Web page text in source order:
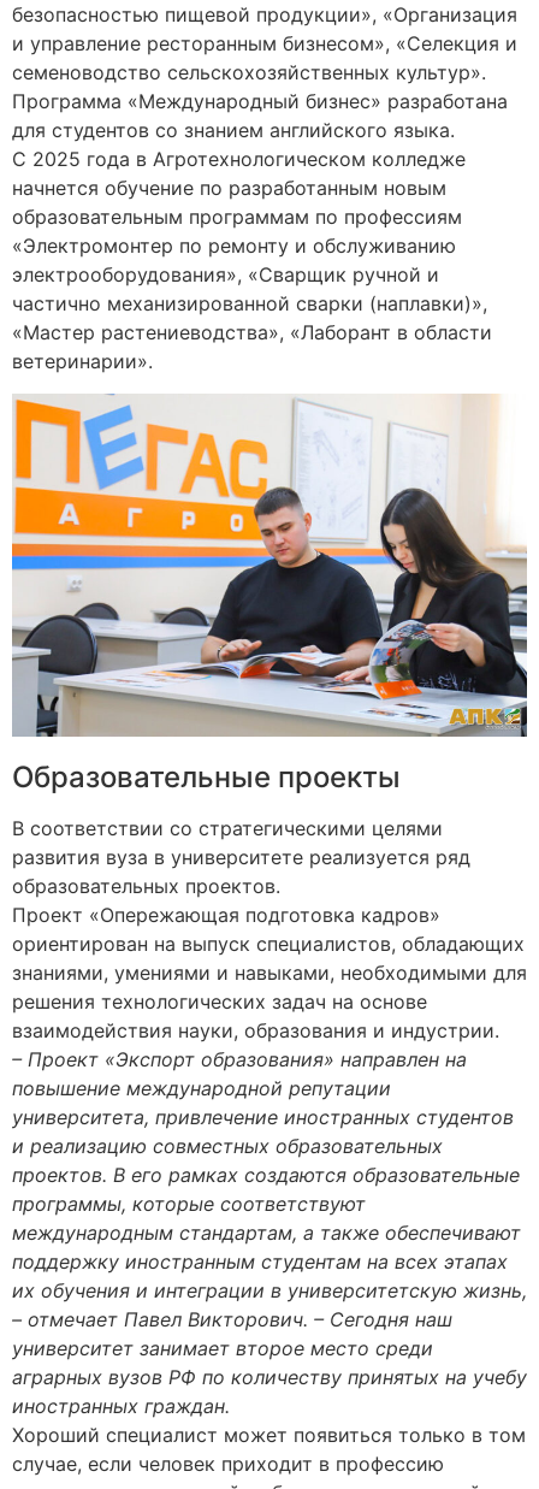
безопасностью пищевой продукции», «Организация
и управление ресторанным бизнесом», «Селекция и
семеноводство сельскохозяйственных культур».
Программа «Международный бизнес» разработана
для студентов со знанием английского языка.
С 2025 года в Агротехнологическом колледже
начнется обучение по разработанным новым
образовательным программам по профессиям
«Электромонтер по ремонту и обслуживанию
электрооборудования», «Сварщик ручной и
частично механизированной сварки (наплавки)»,
«Мастер растениеводства», «Лаборант в области
ветеринарии».
Образовательные проекты
В соответствии со стратегическими целями
развития вуза в университете реализуется ряд
образовательных проектов.
Проект «Опережающая подготовка кадров»
ориентирован на выпуск специалистов, обладающих
знаниями, умениями и навыками, необходимыми для
решения технологических задач на основе
взаимодействия науки, образования и индустрии.
– Проект «Экспорт образования» направлен на
повышение международной репутации
университета, привлечение иностранных студентов
и реализацию совместных образовательных
проектов. В его рамках создаются образовательные
программы, которые соответствуют
международным стандартам, а также обеспечивают
поддержку иностранным студентам на всех этапах
их обучения и интеграции в университетскую жизнь,
– отмечает Павел Викторович. – Сегодня наш
университет занимает второе место среди
аграрных вузов РФ по количеству принятых на учебу
иностранных граждан.
Хороший специалист может появиться только в том
случае, если человек приходит в профессию